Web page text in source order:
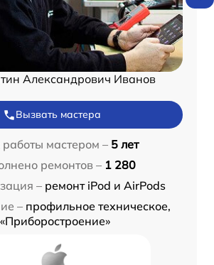
Александрович Иванов
Вызвать мастера
мастером – 5 лет
ремонтов – 1 280
– ремонт iPod и AirPods
– профильное техническое,
«Приборостроение»